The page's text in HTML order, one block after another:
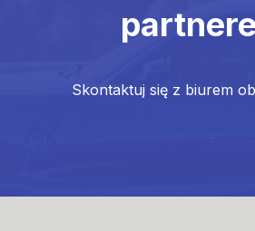
Skontaktuj się z biurem